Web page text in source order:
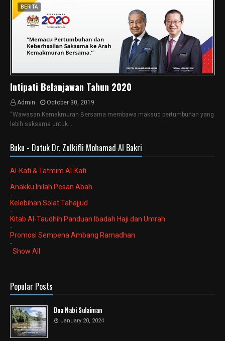
BERITA
Intipati Belanjawan Tahun 2020
Admin
October 30, 2019
“Wawasan Kemakmuran Bersama membawa maksud pertumbuhan yang
lebih saksama untuk…
Buku - Datuk Dr. Zulkifli Mohamad Al Bakri
Al-Kafi & Tatmim Al-Kafi
-
Anakku Inilah Pesan Abah
-
Kelebihan Solat Tahajjud
-
Kitab Al-Taudhih Panduan Ibadah Haji dan Umrah
-
Promosi Sempena Ambang Ramadhan
-
Show All
Popular Posts
Doa Nabi Sulaiman
January 20, 2024